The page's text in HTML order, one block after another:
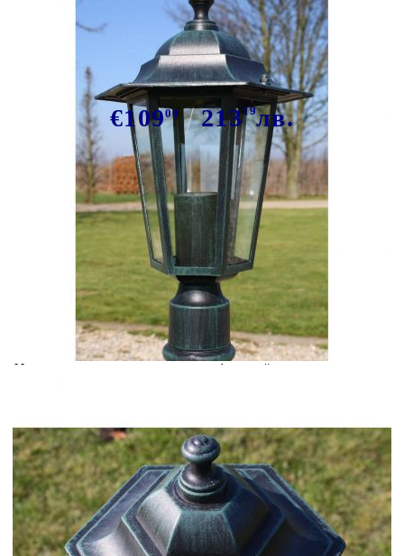
Градински лампи Preston, 2 бр,
105 см
€10900 21319лв.
В наличност: 67 бр.
Време за доставка: 5 до 9 дни
Безплатна доставка до адрес при плащане по банков път
Тъмнозелен
Материал:
Алуминий, стъкло
Захранване:
220-240 V~, 50 Hz
Височина на стълба:
80 см
Клас на защита:
IP44
Фасунга:
E27
Максимална мощност на крушката:
60 W (не е включена)
Брой фенер:
1
Сензор:
Не